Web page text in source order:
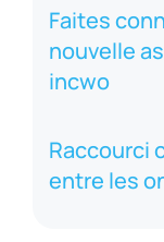
Faites
nouvelle
incwo
Raccourci
entre les